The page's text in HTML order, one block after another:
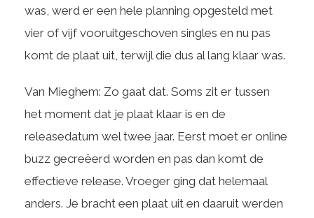
was, werd er een hele planning opgesteld met
vier of vijf vooruitgeschoven singles en nu pas
komt de plaat uit, terwijl die dus al lang klaar was.
Van Mieghem: Zo gaat dat. Soms zit er tussen
het moment dat je plaat klaar is en de
releasedatum wel twee jaar. Eerst moet er online
buzz gecreëerd worden en pas dan komt de
effectieve release. Vroeger ging dat helemaal
anders. Je bracht een plaat uit en daaruit werden